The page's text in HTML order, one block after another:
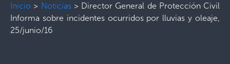
Inicio > Noticias> Director General de Protección Civil
Informa sobre incidentes ocurridos por lluvias y oleaje,
25/junio/16